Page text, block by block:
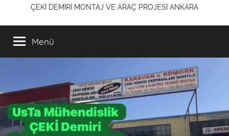
ÇEKİ DEMİRİ MONTAJ VE ARAÇ PROJESİ ANKARA
Menü